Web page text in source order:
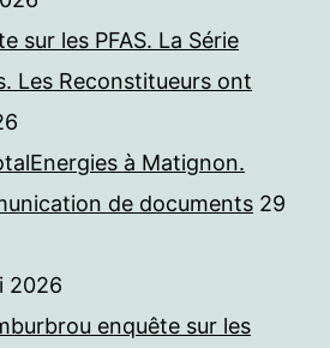
sur les PFAS. La Série
Les Reconstitueurs ont
à Matignon.
de documents 29
2026
enquête sur les